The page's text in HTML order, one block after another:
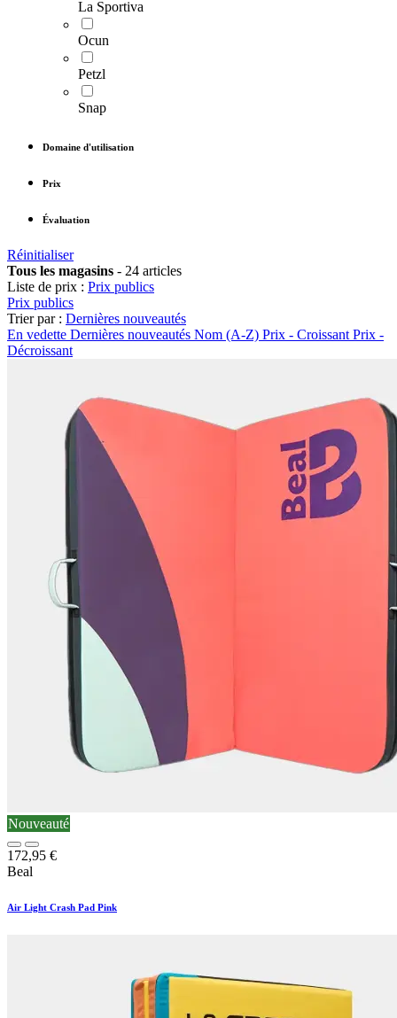
La Sportiva
Ocun
Petzl
Snap
Domaine d'utilisation
Prix
Évaluation
Réinitialiser
Tous les magasins - 24 articles
Liste de prix : Prix publics
Prix publics
Trier par : Dernières nouveautés
En vedette Dernières nouveautés Nom (A-Z) Prix - Croissant Prix -
Décroissant
Nouveauté
172,95 €
Beal
Air Light Crash Pad Pink